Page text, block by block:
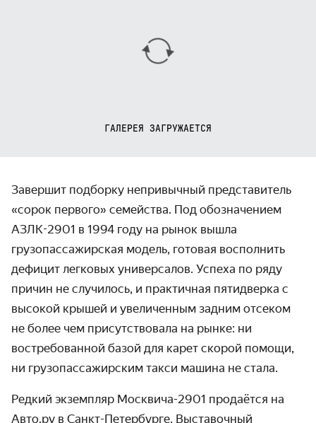
ГАЛЕРЕЯ ЗАГРУЖАЕТСЯ
Завершит подборку непривычный представитель
«сорок первого» семейства. Под обозначением
АЗЛК-2901 в 1994 году на рынок вышла
грузопассажирская модель, готовая восполнить
дефицит легковых универсалов. Успеха по ряду
причин не случилось, и практичная пятидверка с
высокой крышей и увеличенным задним отсеком
не более чем присутствовала на рынке: ни
востребованной базой для карет скорой помощи,
ни грузопассажирским такси машина не стала.
Редкий экземпляр Москвича-2901 продаётся на
Авто.ру в Санкт-Петербурге. Выставочный